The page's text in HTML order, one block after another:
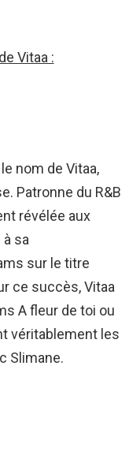
Vitaa :
nom de Vitaa,
Patronne du R&B
révélée aux
sa
sur le titre
ce succès, Vitaa
A fleur de toi ou
véritablement les
Slimane.